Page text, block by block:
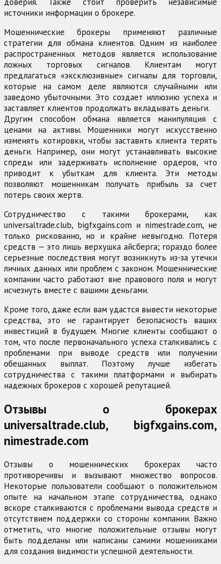
источники информации о брокере.
Мошеннические брокеры применяют различные
стратегии для обмана клиентов. Одним из наиболее
распространенных методов является использование
ложных торговых сигналов. Клиентам могут
предлагаться «эксклюзивные» сигналы для торговли,
которые на самом деле являются случайными или
заведомо убыточными. Это создает иллюзию успеха и
заставляет клиентов продолжать вкладывать деньги.
Другим способом обмана является манипуляция с
ценами на активы. Мошенники могут искусственно
изменять котировки, чтобы заставить клиента терять
деньги. Например, они могут устанавливать высокие
спреды или задерживать исполнение ордеров, что
приводит к убыткам для клиента. Эти методы
позволяют мошенникам получать прибыль за счет
потерь своих жертв.
Сотрудничество с такими брокерами, как
universaltrade.club, bigfxgains.com и nimestrade.com, не
только рискованно, но и крайне невыгодно. Потеря
средств — это лишь верхушка айсберга; гораздо более
серьезные последствия могут возникнуть из-за утечки
личных данных или проблем с законом. Мошеннические
компании часто работают вне правового поля и могут
исчезнуть вместе с вашими деньгами.
Кроме того, даже если вам удастся вывести некоторые
средства, это не гарантирует безопасность ваших
инвестиций в будущем. Многие клиенты сообщают о
том, что после первоначального успеха сталкивались с
проблемами при выводе средств или получении
обещанных выплат. Поэтому лучше избегать
сотрудничества с такими платформами и выбирать
надежных брокеров с хорошей репутацией.
Отзывы о брокерах
universaltrade.club, bigfxgains.com,
nimestrade.com
Отзывы о мошеннических брокерах часто
противоречивы и вызывают множество вопросов.
Некоторые пользователи сообщают о положительном
опыте на начальном этапе сотрудничества, однако
вскоре сталкиваются с проблемами вывода средств и
отсутствием поддержки со стороны компании. Важно
отметить, что многие положительные отзывы могут
быть подделаны или написаны самими мошенниками
для создания видимости успешной деятельности.